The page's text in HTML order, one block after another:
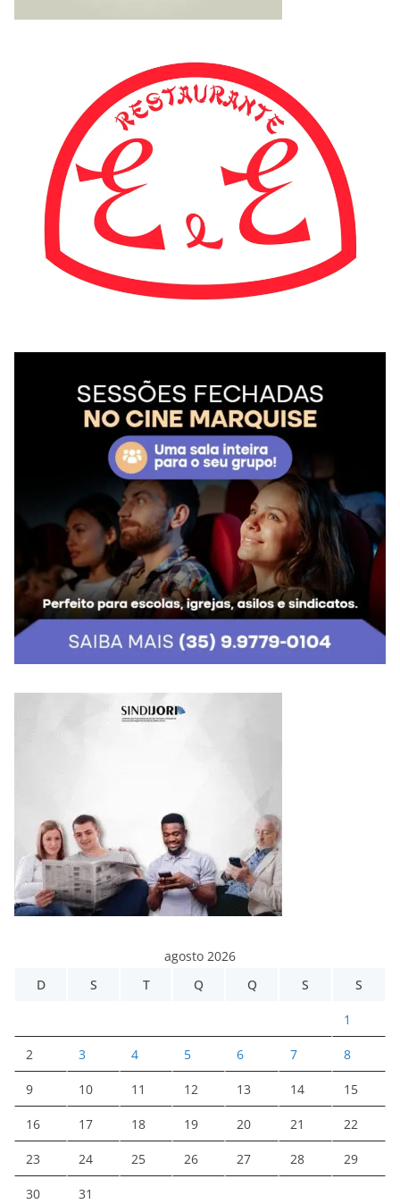
agosto 2026
D
S T Q Q S S
1
2 3 4 5 6 7 8
9 10 11 12 13 14 15
16 17 18 19 20 21 22
23 24 25 26 27 28 29
30 31